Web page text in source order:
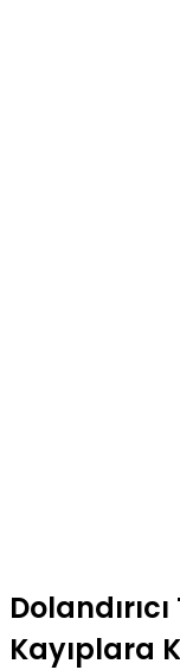
Kayıplara